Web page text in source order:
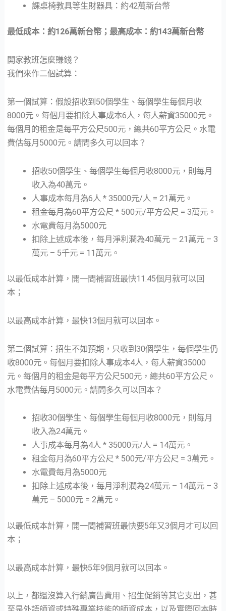
課桌椅教具等生財器具：約42萬新台幣
最低成本：約126萬新台幣；最高成本：約143萬新台幣
開家教班怎麼賺錢？
我們來作二個試算：
第一個試算：假設招收到50個學生、每個學生每個月收
8000元。每個月要扣除人事成本6人，每人薪資35000元。
每個月的租金是每平方公尺500元，總共60平方公尺。水電
費估每月5000元。請問多久可以回本？
招收50個學生、每個學生每個月收8000元，則每月
收入為40萬元。
人事成本每月為6人 * 35000元/人 = 21萬元。
租金每月為60平方公尺 * 500元/平方公尺 = 3萬元。
水電費每月為5000元
扣除上述成本後，每月淨利潤為40萬元 – 21萬元 – 3
萬元 – 5千元 = 11萬元。
以最低成本計算，開一間補習班最快11.45個月就可以回
本；
以最高成本計算，最快13個月就可以回本。
第二個試算：招生不如預期，只收到30個學生，每個學生仍
收8000元。每個月要扣除人事成本4人，每人薪資35000
元。每個月的租金是每平方公尺500元，總共60平方公尺。
水電費估每月5000元。請問多久可以回本？
招收30個學生、每個學生每個月收8000元，則每月
收入為24萬元。
人事成本每月為4人 * 35000元/人 = 14萬元。
租金每月為60平方公尺 * 500元/平方公尺 = 3萬元。
水電費每月為5000元
扣除上述成本後，每月淨利潤為24萬元 – 14萬元 – 3
萬元 – 5000元 = 2萬元。
以最低成本計算，開一間補習班最快要5年又3個月才可以回
本；
以最高成本計算，最快5年9個月就可以回本。
以上，都還沒算入行銷廣告費用、招生促銷等其它支出，甚